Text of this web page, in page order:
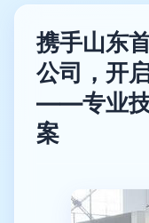
携手山东
公司，开
——专业技
案